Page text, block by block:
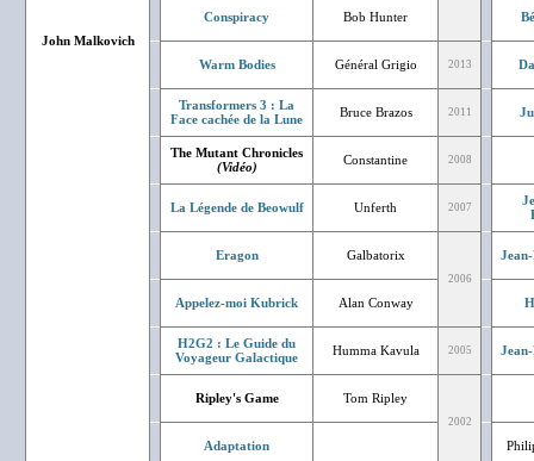
John Malkovich
Conspiracy Bob Hunter
Warm Bodies Général Grigio 2013
Transformers 3 : La
Face cachée de la Lune
Bruce Brazos 2011
The Mutant Chronicles
(Vidéo)
Constantine 2008
La Légende de Beowulf Unferth 2007
Eragon Galbatorix
2006
Appelez-moi Kubrick Alan Conway
H2G2 : Le Guide du
Voyageur Galactique
Humma Kavula 2005
Ripley's Game Tom Ripley
2002
Adaptation